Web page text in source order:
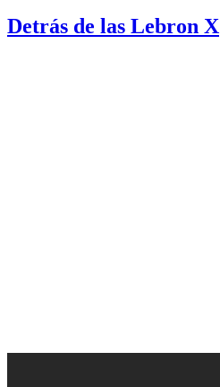
Detrás de las Lebron X